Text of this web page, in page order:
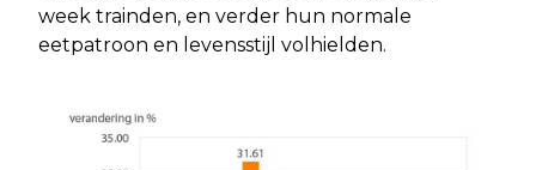
week trainden, en verder hun normale
eetpatroon en levensstijl volhielden.